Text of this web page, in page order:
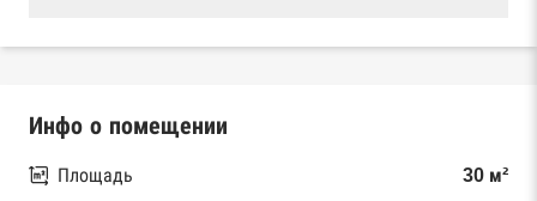
Инфо о помещении
Площадь
30 м²